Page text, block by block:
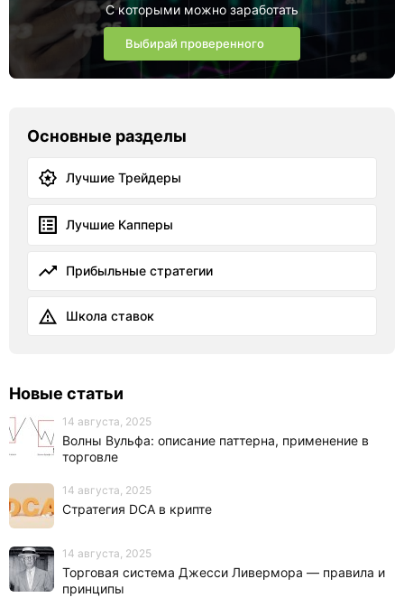
С которыми можно заработать
Выбирай проверенного
Основные разделы
Лучшие Трейдеры
Лучшие Капперы
Прибыльные стратегии
Школа ставок
Новые статьи
14 августа, 2025
Волны Вульфа: описание паттерна, применение в
торговле
14 августа, 2025
Стратегия DCA в крипте
14 августа, 2025
Торговая система Джесси Ливермора — правила и
принципы